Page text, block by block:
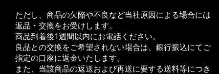
ただし、商品の欠陥や不良など当社原因による場合には
返品・交換をお受けします。
商品到着後1週間以内にお電話ください。
良品との交換をご希望されない場合は、銀行振込にてご
指定の口座に返金いたします。
また、当該商品の返送および再送に要する送料等につき